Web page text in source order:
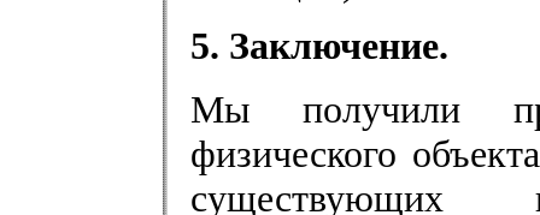
5. Заключение.
Мы получили
физического
существующих